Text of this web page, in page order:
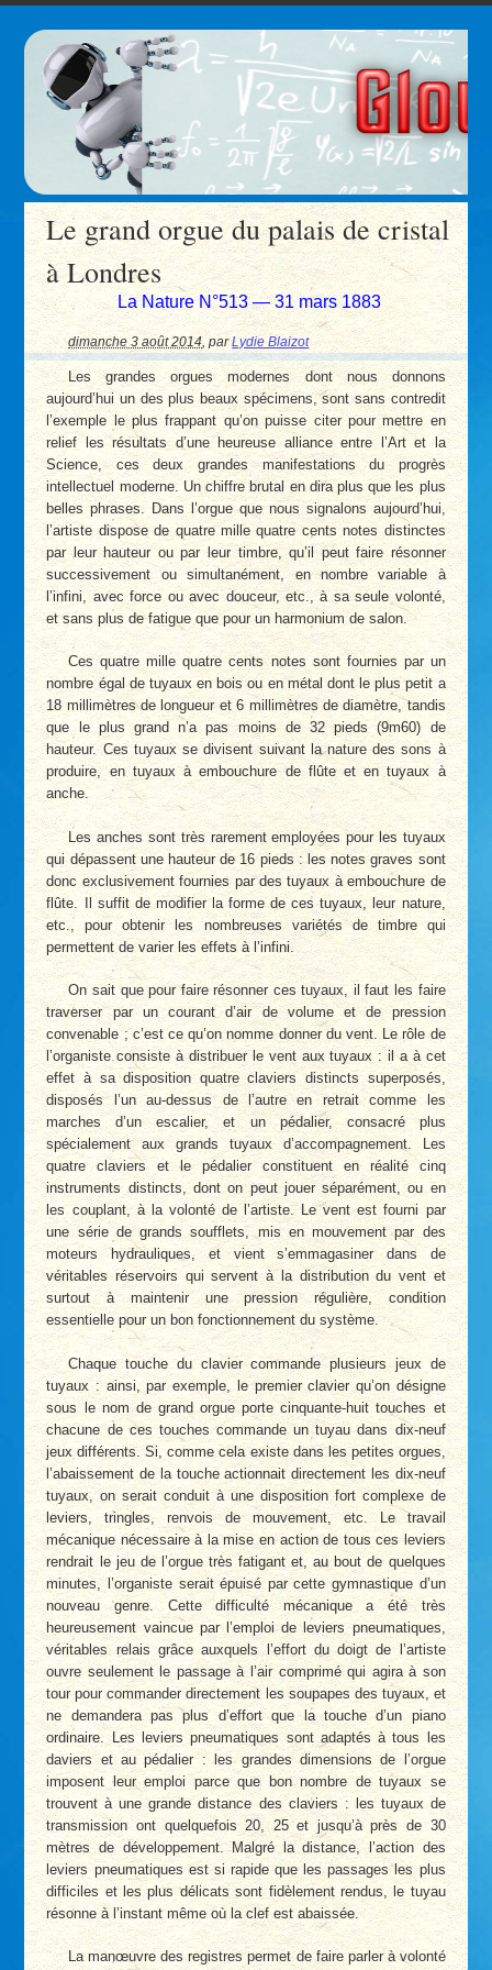
Le grand orgue du palais de cristal
à Londres
La Nature N°513 — 31 mars 1883
dimanche 3 août 2014 ,parLydie Blaizot
Les grandes orgues modernes dont nous donnons
aujourd’hui un des plus beaux spécimens, sont sans contredit
l’exemple le plus frappant qu’on puisse citer pour mettre en
relief les résultats d’une heureuse alliance entre l’Art et la
Science, ces deux grandes manifestations du progrès
intellectuel moderne. Un chiffre brutal en dira plus que les plus
belles phrases. Dans l’orgue que nous signalons aujourd’hui,
l’artiste dispose de quatre mille quatre cents notes distinctes
par leur hauteur ou par leur timbre, qu’il peut faire résonner
successivement ou simultanément, en nombre variable à
l’infini, avec force ou avec douceur, etc., à sa seule volonté,
et sans plus de fatigue que pour un harmonium de salon.
Ces quatre mille quatre cents notes sont fournies par un
nombre égal de tuyaux en bois ou en métal dont le plus petit a
18 millimètres de longueur et 6 millimètres de diamètre, tandis
que le plus grand n’a pas moins de 32 pieds (9m60) de
hauteur. Ces tuyaux se divisent suivant la nature des sons à
produire, en tuyaux à embouchure de flûte et en tuyaux à
anche.
Les anches sont très rarement employées pour les tuyaux
qui dépassent une hauteur de 16 pieds : les notes graves sont
donc exclusivement fournies par des tuyaux à embouchure de
flûte. Il suffit de modifier la forme de ces tuyaux, leur nature,
etc., pour obtenir les nombreuses variétés de timbre qui
permettent de varier les effets à l’infini.
On sait que pour faire résonner ces tuyaux, il faut les faire
traverser par un courant d’air de volume et de pression
convenable ; c’est ce qu’on nomme donner du vent. Le rôle de
l’organiste consiste à distribuer le vent aux tuyaux : il a à cet
effet à sa disposition quatre claviers distincts superposés,
disposés l’un au-dessus de l’autre en retrait comme les
marches d’un escalier, et un pédalier, consacré plus
spécialement aux grands tuyaux d’accompagnement. Les
quatre claviers et le pédalier constituent en réalité cinq
instruments distincts, dont on peut jouer séparément, ou en
les couplant, à la volonté de l’artiste. Le vent est fourni par
une série de grands soufflets, mis en mouvement par des
moteurs hydrauliques, et vient s’emmagasiner dans de
véritables réservoirs qui servent à la distribution du vent et
surtout à maintenir une pression régulière, condition
essentielle pour un bon fonctionnement du système.
Chaque touche du clavier commande plusieurs jeux de
tuyaux : ainsi, par exemple, le premier clavier qu’on désigne
sous le nom de grand orgue porte cinquante-huit touches et
chacune de ces touches commande un tuyau dans dix-neuf
jeux différents. Si, comme cela existe dans les petites orgues,
l’abaissement de la touche actionnait directement les dix-neuf
tuyaux, on serait conduit à une disposition fort complexe de
leviers, tringles, renvois de mouvement, etc. Le travail
mécanique nécessaire à la mise en action de tous ces leviers
rendrait le jeu de l’orgue très fatigant et, au bout de quelques
minutes, l’organiste serait épuisé par cette gymnastique d’un
nouveau genre. Cette difficulté mécanique a été très
heureusement vaincue par l’emploi de leviers pneumatiques,
véritables relais grâce auxquels l’effort du doigt de l’artiste
ouvre seulement le passage à l’air comprimé qui agira à son
tour pour commander directement les soupapes des tuyaux, et
ne demandera pas plus d’effort que la touche d’un piano
ordinaire. Les leviers pneumatiques sont adaptés à tous les
daviers et au pédalier : les grandes dimensions de l’orgue
imposent leur emploi parce que bon nombre de tuyaux se
trouvent à une grande distance des claviers : les tuyaux de
transmission ont quelquefois 20, 25 et jusqu’à près de 30
mètres de développement. Malgré la distance, l’action des
leviers pneumatiques est si rapide que les passages les plus
difficiles et les plus délicats sont fidèlement rendus, le tuyau
résonne à l’instant même où la clef est abaissée.
La manœuvre des registres permet de faire parler à volonté